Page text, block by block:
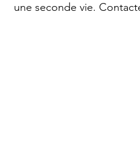
une seconde vie.